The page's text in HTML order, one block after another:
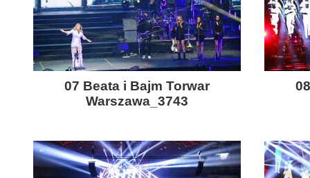
07 Beata i Bajm Torwar
Warszawa_3743